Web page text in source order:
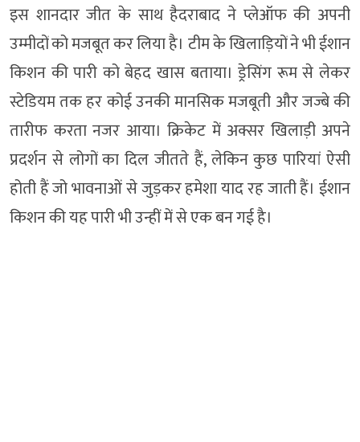
इस शानदार जीत के साथ हैदराबाद ने प्लेऑफ की अपनी
उम्मीदों को मजबूत कर लिया है। टीम के खिलाड़ियों ने भी ईशान
किशन की पारी को बेहद खास बताया। ड्रेसिंग रूम से लेकर
स्टेडियम तक हर कोई उनकी मानसिक मजबूती और जज्बे की
तारीफ करता नजर आया। क्रिकेट में अक्सर खिलाड़ी अपने
प्रदर्शन से लोगों का दिल जीतते हैं, लेकिन कुछ पारियां ऐसी
होती हैं जो भावनाओं से जुड़कर हमेशा याद रह जाती हैं। ईशान
किशन की यह पारी भी उन्हीं में से एक बन गई है।